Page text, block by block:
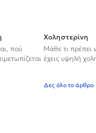
πού
Χοληστερίνη
Μάθε τι πρέπει
έχεις υψηλή
Δες όλο το άρθρο